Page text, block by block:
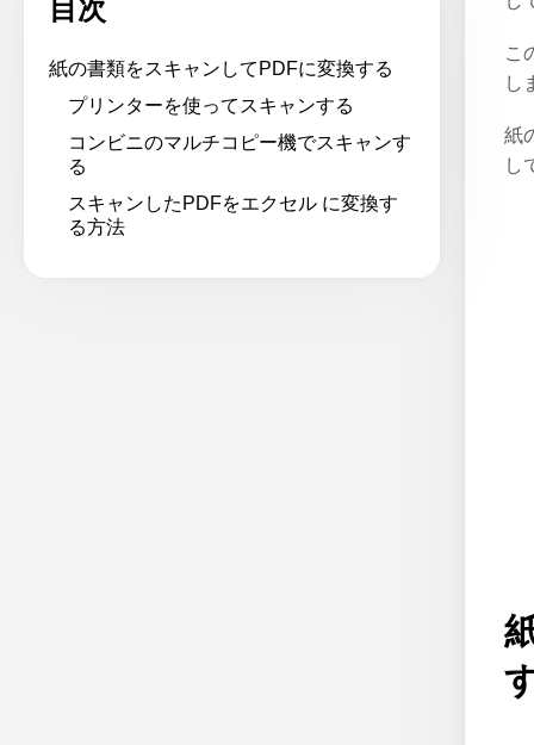
目次
紙の書類をスキャンしてPDFに変換する
プリンターを使ってスキャンする
コンビニのマルチコピー機でスキャンす
る
スキャンしたPDFをエクセル に変換す
る方法
こ
し
紙
し